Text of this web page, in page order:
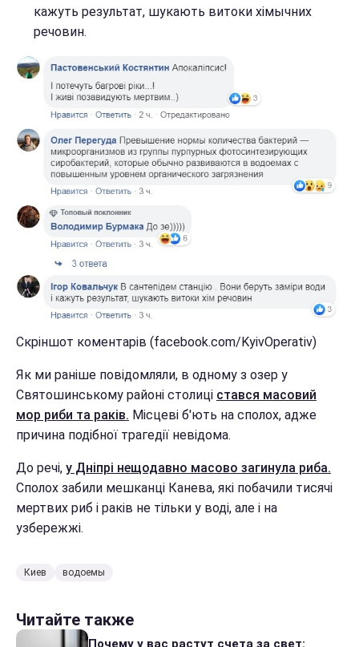
кажуть результат, шукають витоки хімычних
речовин.
Скріншот коментарів (facebook.com/KyivOperativ)
Як ми раніше повідомляли, в одному з озер у
Святошинському районі столиці стався масовий
мор риби та раків. Місцеві б'ють на сполох, адже
причина подібної трагедії невідома.
До речі, у Дніпрі нещодавно масово загинула риба.
Сполох забили мешканці Канева, які побачили тисячі
мертвих риб і раків не тільки у воді, але і на
узбережжі.
Киев водоемы
Читайте также
Почему у вас растут счета за свет: